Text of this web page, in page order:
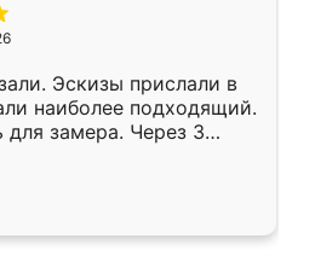
Эскизы прислали в
наиболее подходящий.
для замера. Через 3
уже готова. Остались
Спасибо Ренессанс
работу!